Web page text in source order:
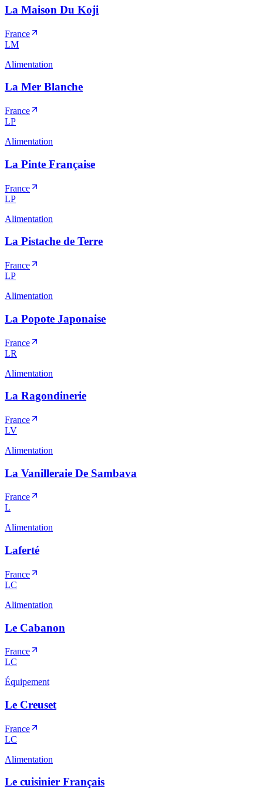
La Maison Du Koji
France
LM
Alimentation
La Mer Blanche
France
LP
Alimentation
La Pinte Française
France
LP
Alimentation
La Pistache de Terre
France
LP
Alimentation
La Popote Japonaise
France
LR
Alimentation
La Ragondinerie
France
LV
Alimentation
La Vanilleraie De Sambava
France
L
Alimentation
Laferté
France
LC
Alimentation
Le Cabanon
France
LC
Équipement
Le Creuset
France
LC
Alimentation
Le cuisinier Français